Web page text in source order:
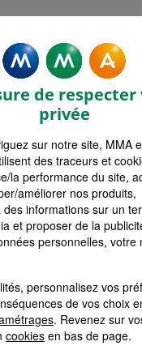
Provence-Alpes-Côte d'Azur
de
privée
sur notre site, MMA
des traceurs et
la performance du site,
améliorer nos produits,
informations sur un
et proposer de la
personnelles, votre
personnalisez vos
de vos choix
. Revenez sur
cookies en bas de page.